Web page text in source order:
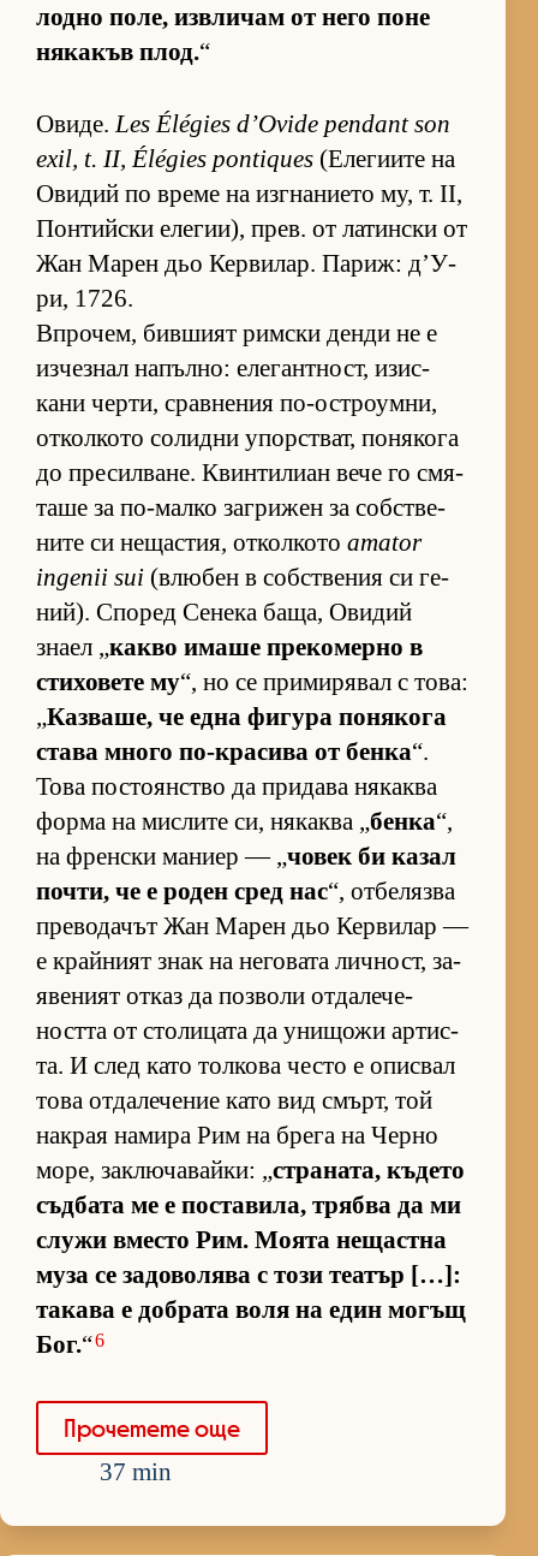
лодно по­ле, из­в­ли­чам от него поне
ня­ка­къв плод.“
Ови­де.Les Élégies d’Ovide pendant son
exil, t. II, Élégies pontiques (Е­ле­ги­ите на
Ови­дий по време на из­г­на­ни­ето му, т. II,
Пон­тийски еле­ги­и), прев. от ла­тин­ски от
Жан Ма­рен дьо Кер­ви­лар. Па­риж: д’У­
ри, 1726.
Впро­чем, бив­шият рим­ски денди не е
из­чез­нал на­пъл­но: еле­ган­т­ност, изис­
кани чер­ти, срав­не­ния по-ос­т­ро­ум­ни,
от­кол­кото со­лидни упор­с­т­ват, по­ня­кога
до пре­сил­ва­не. Квин­ти­лиан вече го смя­
таше за по-малко заг­ри­жен за соб­с­т­ве­
ните си не­щас­тия, от­кол­кото amator
ingenii sui (влю­бен в соб­с­т­ве­ния си ге­
ний). Спо­ред Се­нека ба­ща, Ови­дий
знаел „какво имаше пре­ко­мерно в
сти­хо­вете му“, но се при­ми­ря­вал с то­ва:
„Каз­ва­ше, че една фи­гура по­ня­кога
става много по-кра­сива от бенка“.
Това пос­то­ян­с­тво да при­дава ня­каква
форма на мис­лите си, ня­каква „бенка“,
на френ­ски ма­ниер — „чо­век би ка­зал
поч­ти, че е ро­ден сред нас“, от­бе­лязва
пре­во­да­чът Жан Ма­рен дьо Кер­ви­лар —
е край­ният знак на не­го­вата лич­ност, за­
я­ве­ният от­каз да поз­воли от­да­ле­че­
ността от сто­ли­цата да уни­щожи ар­тис­
та. И след като тол­кова често е опис­вал
това от­да­ле­че­ние като вид смърт, той
нак­рая на­мира Рим на брега на Черно
мо­ре, зак­лю­ча­вай­ки: „стра­на­та, къ­дето
съд­бата ме е пос­та­ви­ла, трябва да ми
служи вместо Рим. Мо­ята не­щас­тна
муза се за­до­во­лява с този те­а­тър […]:
та­кава е доб­рата воля на един мо­гъщ
Бог.“6
Про­че­тете още
37 min